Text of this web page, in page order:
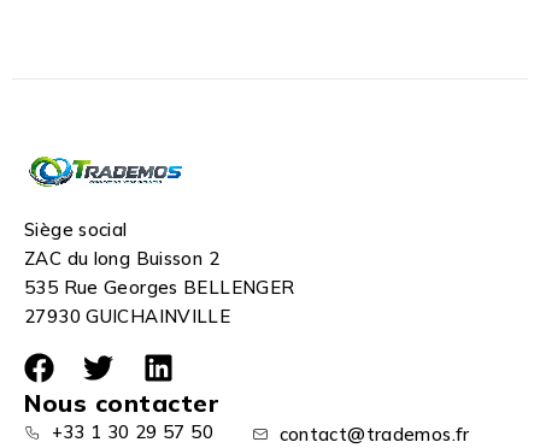
Siège social
ZAC du long Buisson 2
535 Rue Georges BELLENGER
27930 GUICHAINVILLE
Nous contacter
+33 1 30 29 57 50
contact@trademos.fr